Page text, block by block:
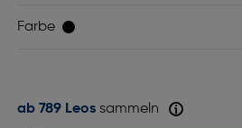
Farbe
ab 789 Leossammeln